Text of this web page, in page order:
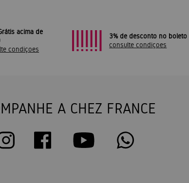
acima de
condiçoes
3% de desconto no boleto
consulte condiçoes
A CHEZ FRANCE